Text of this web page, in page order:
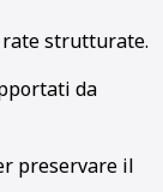
strutturate.
da
preservare il